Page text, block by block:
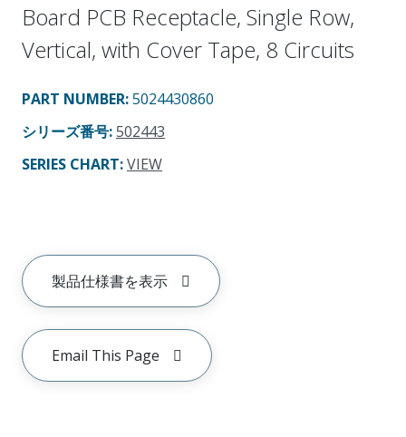
Board PCB Receptacle, Single Row,
Vertical, with Cover Tape, 8 Circuits
PART NUMBER:5024430860
シリーズ番号:502443
SERIES CHART:VIEW
製品仕様書を表示
Email This Page